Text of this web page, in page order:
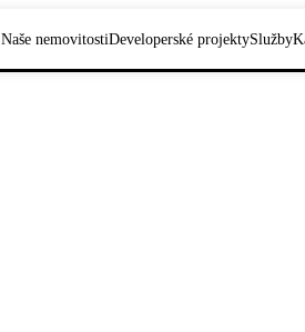
Naše nemovitostiDeveloperské projektySlužby